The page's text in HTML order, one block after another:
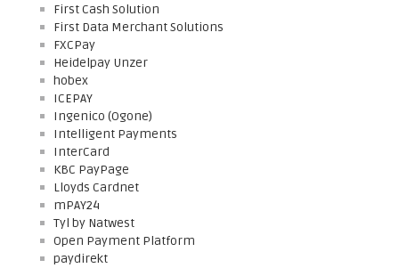
First Cash Solution
First Data Merchant Solutions
FXCPay
Heidelpay Unzer
hobex
ICEPAY
Ingenico (Ogone)
Intelligent Payments
InterCard
KBC PayPage
Lloyds Cardnet
mPAY24
Tyl by Natwest
Open Payment Platform
paydirekt